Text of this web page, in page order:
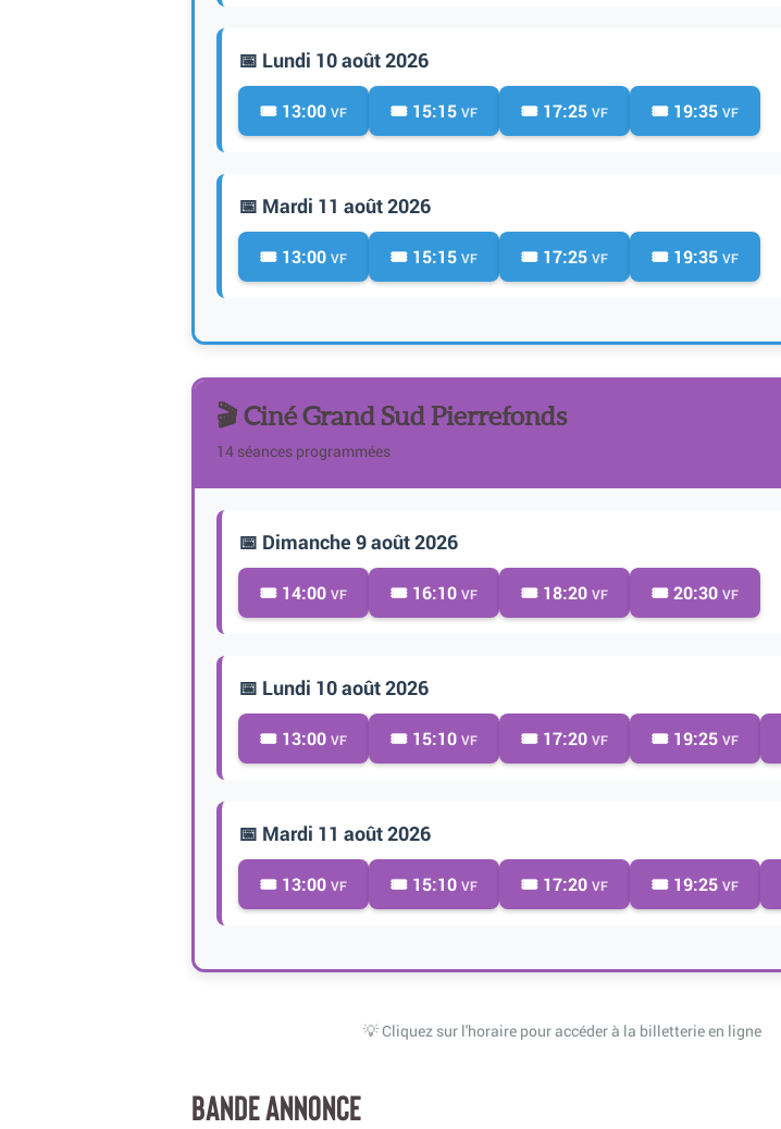
📅 Lundi 10 août 2026
🎟️ 13:00 VF 🎟️ 15:15 VF 🎟️ 17:25 VF 🎟️ 19:35 VF
📅 Mardi 11 août 2026
🎟️ 13:00 VF 🎟️ 15:15 VF 🎟️ 17:25 VF 🎟️ 19:35 VF
🎬 Ciné Grand Sud Pierrefonds
14 séances programmées
📅 Dimanche 9 août 2026
🎟️ 14:00 VF 🎟️ 16:10 VF 🎟️ 18:20 VF 🎟️ 20:30 VF
📅 Lundi 10 août 2026
🎟️ 13:00 VF 🎟️ 15:10 VF 🎟️ 17:20 VF 🎟️ 19:25 VF
📅 Mardi 11 août 2026
🎟️ 13:00 VF 🎟️ 15:10 VF 🎟️ 17:20 VF 🎟️ 19:25 VF
💡 Cliquez sur l'horaire pour accéder à la billetterie en ligne
BANDE ANNONCE